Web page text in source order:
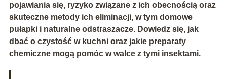
pojawiania się, ryzyko związane z ich obecnością oraz
skuteczne metody ich eliminacji, w tym domowe
pułapki i naturalne odstraszacze. Dowiedz się, jak
dbać o czystość w kuchni oraz jakie preparaty
chemiczne mogą pomóc w walce z tymi insektami.